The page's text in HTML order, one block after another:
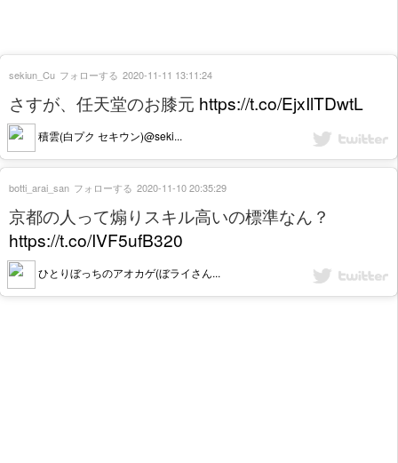
さすが、任天堂のお膝元 https://t.co/EjxIlTDwtL
積雲(白プク セキウン)@seki...
sekiun_Cu フォローする 2020-11-11 13:11:24
京都の人って煽りスキル高いの標準なん？
https://t.co/IVF5ufB320
ひとりぼっちのアオカゲ(ぼライさん...
botti_arai_san フォローする 2020-11-10 20:35:29